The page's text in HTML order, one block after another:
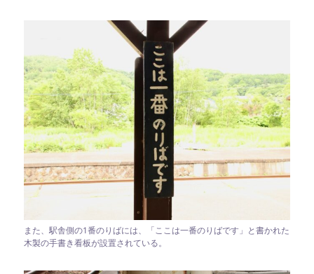
また、駅舎側の1番のりばには、「ここは一番のりばです」と書かれた
木製の手書き看板が設置されている。